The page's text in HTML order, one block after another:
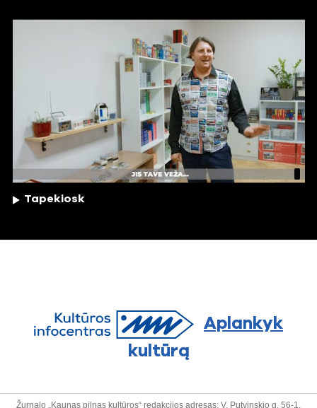
Tapekiosk
Aplankyk
kultūrą
Žurnalo „Kaunas pilnas kultūros“ redakcijos adresas: V. Putvinskio g. 56-1,